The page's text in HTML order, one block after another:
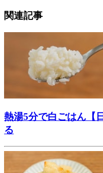
関連記事
熱湯5分で白ごはん【
る